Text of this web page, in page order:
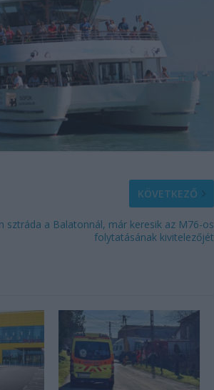
KÖVETKEZŐ
sztráda a Balatonnál, már keresik az M76-os
folytatásának kivitelezőjét